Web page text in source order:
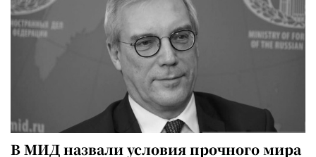
В МИД назвали условия прочного мира